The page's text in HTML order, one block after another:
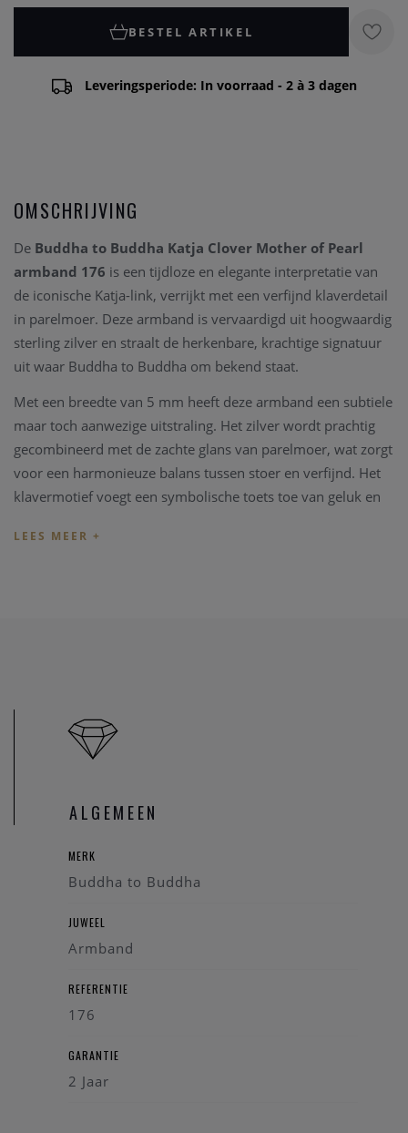
BESTEL ARTIKEL
Leveringsperiode: In voorraad - 2 à 3 dagen
OMSCHRIJVING
De Buddha to Buddha Katja Clover Mother of Pearl
armband 176 is een tijdloze en elegante interpretatie van
de iconische Katja-link, verrijkt met een verfijnd klaverdetail
in parelmoer. Deze armband is vervaardigd uit hoogwaardig
sterling zilver en straalt de herkenbare, krachtige signatuur
uit waar Buddha to Buddha om bekend staat.
Met een breedte van 5 mm heeft deze armband een subtiele
maar toch aanwezige uitstraling. Het zilver wordt prachtig
gecombineerd met de zachte glans van parelmoer, wat zorgt
voor een harmonieuze balans tussen stoer en verfijnd. Het
klavermotief voegt een symbolische toets toe van geluk en
is een stijlvolle toevoeging aan elke sieradencollectie en laat
zich moeiteloos combineren met andere armbanden uit de
Katja-lijn voor een gelaagde, persoonlijke look.
ALGEMEEN
MERK
Buddha to Buddha
JUWEEL
Armband
REFERENTIE
176
GARANTIE
2 Jaar